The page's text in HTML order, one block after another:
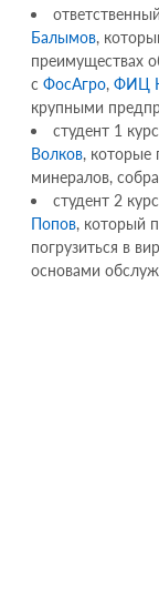
Балымов,
преимуществах
с ФосАгро, ФИЦ
крупными
студент 1
Волков, которые
минералов,
студент 2
Попов, который
погрузиться в
основами